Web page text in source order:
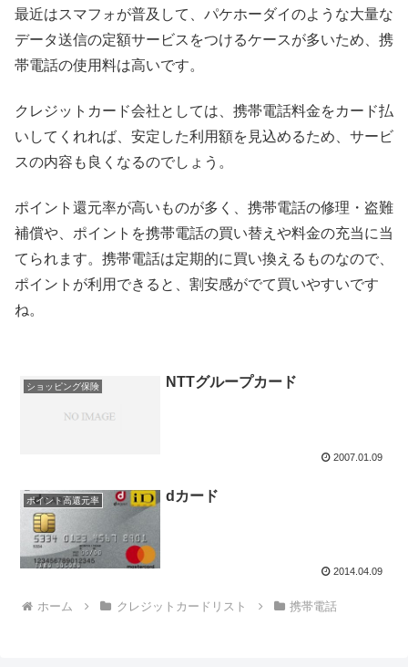
最近はスマフォが普及して、パケホーダイのような大量な
データ送信の定額サービスをつけるケースが多いため、携
帯電話の使用料は高いです。
クレジットカード会社としては、携帯電話料金をカード払
いしてくれれば、安定した利用額を見込めるため、サービ
スの内容も良くなるのでしょう。
ポイント還元率が高いものが多く、携帯電話の修理・盗難
補償や、ポイントを携帯電話の買い替えや料金の充当に当
てられます。携帯電話は定期的に買い換えるものなので、
ポイントが利用できると、割安感がでて買いやすいです
ね。
ショッピング保険 NTTグループカード
2007.01.09
ポイント高還元率 dカード
2014.04.09
ホーム クレジットカードリスト 携帯電話